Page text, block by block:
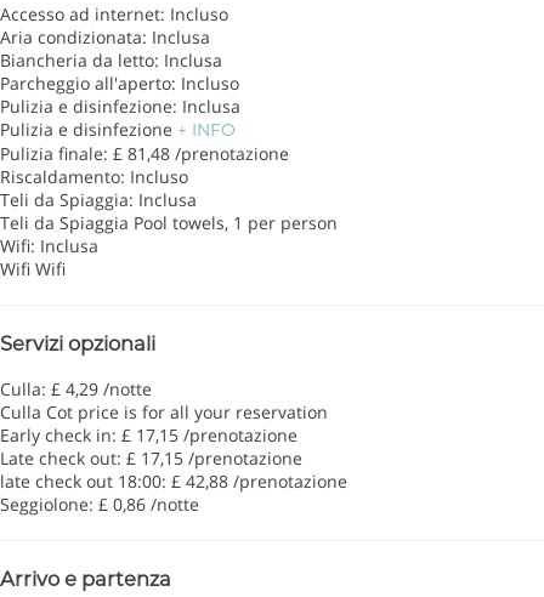
Accesso ad internet: Incluso
Aria condizionata: Inclusa
Biancheria da letto: Inclusa
Parcheggio all'aperto: Incluso
Pulizia e disinfezione: Inclusa
Pulizia e disinfezione + INFO
Pulizia finale: £ 81,48 /prenotazione
Riscaldamento: Incluso
Teli da Spiaggia: Inclusa
Teli da Spiaggia Pool towels, 1 per person
Wifi: Inclusa
Wifi Wifi
Servizi opzionali
Culla: £ 4,29 /notte
Culla Cot price is for all your reservation
Early check in: £ 17,15 /prenotazione
Late check out: £ 17,15 /prenotazione
late check out 18:00: £ 42,88 /prenotazione
Seggiolone: £ 0,86 /notte
Arrivo e partenza